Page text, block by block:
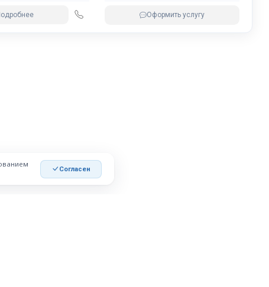
Оформить услугу
Согласен